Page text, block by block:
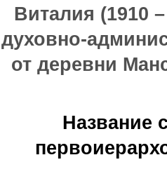
Виталия (1910
духовно-
от деревни
Название